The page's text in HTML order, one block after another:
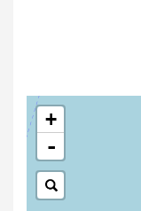
+
-